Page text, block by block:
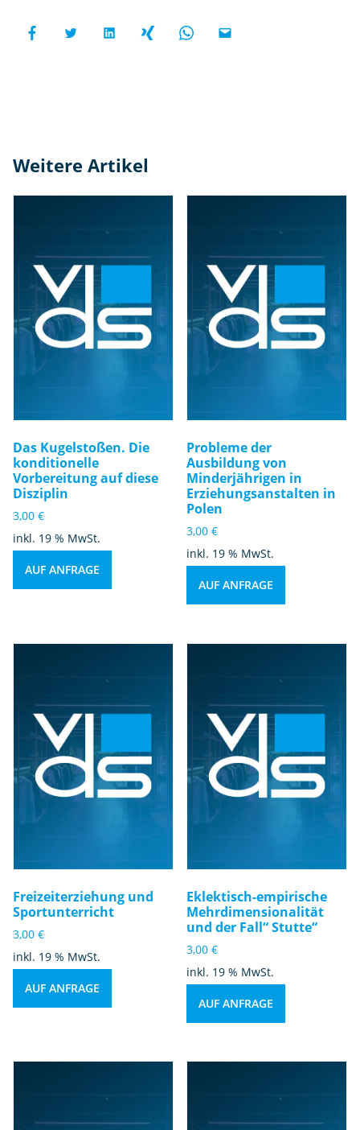
Weitere Artikel
Das Kugelstoßen. Die
konditionelle
Vorbereitung auf diese
Disziplin
3,00 €
inkl. 19 % MwSt.
AUF ANFRAGE
Probleme der
Ausbildung von
Minderjährigen in
Erziehungsanstalten in
Polen
3,00€
inkl. 19 % MwSt.
AUF ANFRAGE
Freizeiterziehung und
Sportunterricht
3,00 €
inkl. 19 % MwSt.
AUF ANFRAGE
Eklektisch-empirische
Mehrdimensionalität
und der Fall“ Stutte“
3,00€
inkl. 19 % MwSt.
AUF ANFRAGE